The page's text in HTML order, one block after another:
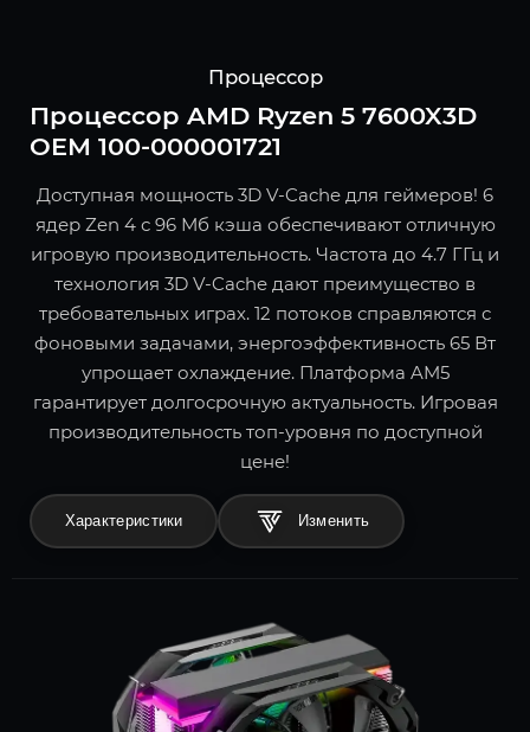
Процессор
Процессор AMD Ryzen 5 7600X3D
OEM 100-000001721
Доступная мощность 3D V-Cache для геймеров! 6
ядер Zen 4 с 96 Мб кэша обеспечивают отличную
игровую производительность. Частота до 4.7 ГГц и
технология 3D V-Cache дают преимущество в
требовательных играх. 12 потоков справляются с
фоновыми задачами, энергоэффективность 65 Вт
упрощает охлаждение. Платформа AM5
гарантирует долгосрочную актуальность. Игровая
производительность топ-уровня по доступной
цене!
Характеристики